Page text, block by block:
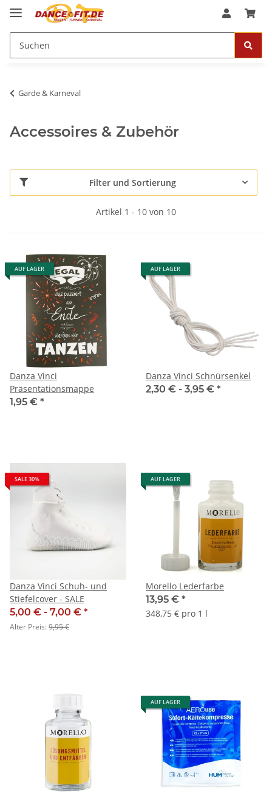
Garde & Karneval
Accessoires & Zubehör
Filter und Sortierung
Artikel 1 - 10 von 10
AUF LAGER
Danza Vinci
Präsentationsmappe
1,95 € *
AUF LAGER
Danza Vinci Schnürsenkel
2,30 € - 3,95 € *
SALE 30%
Danza Vinci Schuh- und
Stiefelcover - SALE
5,00 € - 7,00 € *
Alter Preis:9,95 €
AUF LAGER
Morello Lederfarbe
13,95 € *
348,75 € pro 1 l
AUF LAGER